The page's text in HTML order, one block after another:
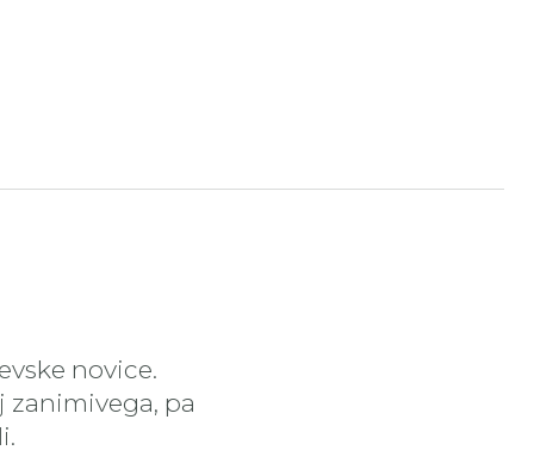
novice.
zanimivega, pa